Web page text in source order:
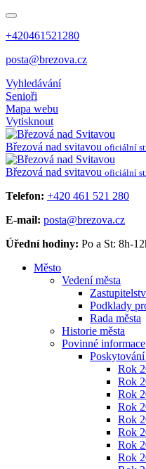
+420461521280
posta@brezova.cz
Vyhledávání
Senioři
Mapa webu
Vytisknout
Březová nad svitavou oficiální
Březová nad svitavou oficiální
Telefon: +420 461 521 280
E-mail: posta@brezova.cz
Úřední hodiny: Po a St: 8h-
Město
Vedení města
Podklady
Rada města
Historie města
Povinné informace
Rok
Rok
Rok
Rok
Rok
Rok
Rok
Rok